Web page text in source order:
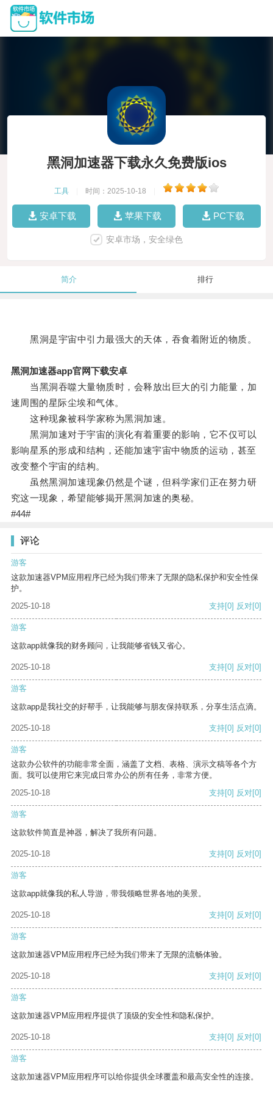
黑洞加速器下载永久免费版ios
工具 时间：2025-10-18
安卓下载 苹果下载 PC下载
安卓市场，安全绿色
简介 排行
黑洞是宇宙中引力最强大的天体，吞食着附近的物质。
黑洞加速器app官网下载安卓
当黑洞吞噬大量物质时，会释放出巨大的引力能量，加
速周围的星际尘埃和气体。
这种现象被科学家称为黑洞加速。
黑洞加速对于宇宙的演化有着重要的影响，它不仅可以
影响星系的形成和结构，还能加速宇宙中物质的运动，甚至
改变整个宇宙的结构。
虽然黑洞加速现象仍然是个谜，但科学家们正在努力研
究这一现象，希望能够揭开黑洞加速的奥秘。
#44#
评论
游客
这款加速器VPM应用程序已经为我们带来了无限的隐私保护和安全性保
护。
2025-10-18
支持[0] 反对[0]
游客
这款app就像我的财务顾问，让我能够省钱又省心。
2025-10-18 支持[0] 反对[0]
游客
这款app是我社交的好帮手，让我能够与朋友保持联系，分享生活点滴。
2025-10-18 支持[0] 反对[0]
游客
这款办公软件的功能非常全面，涵盖了文档、表格、演示文稿等各个方
面。我可以使用它来完成日常办公的所有任务，非常方便。
2025-10-18
支持[0] 反对[0]
游客
这款软件简直是神器，解决了我所有问题。
2025-10-18 支持[0] 反对[0]
游客
这款app就像我的私人导游，带我领略世界各地的美景。
2025-10-18 支持[0] 反对[0]
游客
这款加速器VPM应用程序已经为我们带来了无限的流畅体验。
2025-10-18 支持[0] 反对[0]
游客
这款加速器VPM应用程序提供了顶级的安全性和隐私保护。
2025-10-18 支持[0] 反对[0]
游客
这款加速器VPM应用程序可以给你提供全球覆盖和最高安全性的连接。